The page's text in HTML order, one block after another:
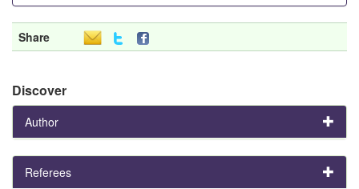
Share
Discover
Author
Referees